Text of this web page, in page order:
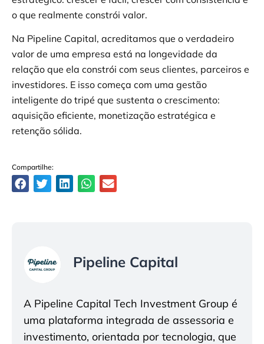
o que realmente constrói valor.
Na Pipeline Capital, acreditamos que o verdadeiro
valor de uma empresa está na longevidade da
relação que ela constrói com seus clientes, parceiros e
investidores. E isso começa com uma gestão
inteligente do tripé que sustenta o crescimento:
aquisição eficiente, monetização estratégica e
retenção sólida.
Compartilhe:
Pipeline Capital
A Pipeline Capital Tech Investment Group é
uma plataforma integrada de assessoria e
investimento, orientada por tecnologia, que